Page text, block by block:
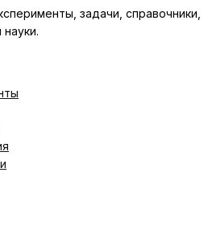
задачи, справочники,